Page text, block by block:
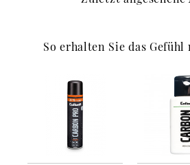
So erhalten Sie das Gefühl